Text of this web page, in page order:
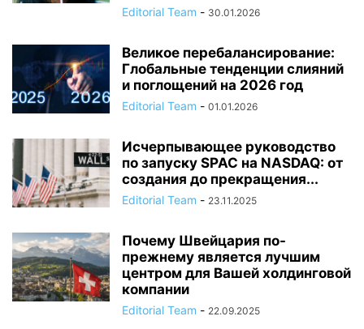
Editorial Team - 30.01.2026
Великое перебалансирование:
Глобальные тенденции слияний
и поглощений на 2026 год
Editorial Team - 01.01.2026
Исчерпывающее руководство
по запуску SPAC на NASDAQ: от
создания до прекращения...
Editorial Team - 23.11.2025
Почему Швейцария по-
прежнему является лучшим
центром для Вашей холдинговой
компании
Editorial Team - 22.09.2025